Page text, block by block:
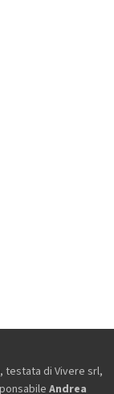
testata di Vivere srl,
Andrea